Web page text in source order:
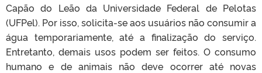
Capão do Leão da Universidade Federal de Pelotas
(UFPel). Por isso, solicita-se aos usuários não consumir a
água temporariamente, até a finalização do serviço.
Entretanto, demais usos podem ser feitos. O consumo
humano e de animais não deve ocorrer até novas